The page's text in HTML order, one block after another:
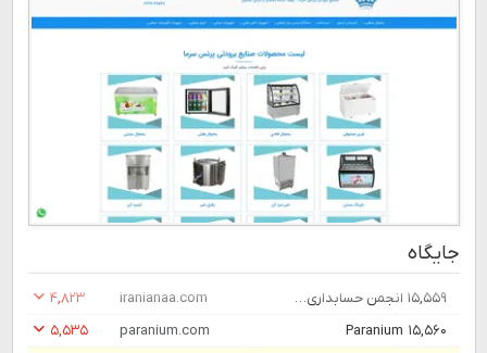
جایگاه
۱۵,۵۵۹ انجمن حسابداری ایران iranianaa.com
۴,۸۲۳
۱۵,۵۶۰ Paranium
paranium.com
۵,۵۳۵